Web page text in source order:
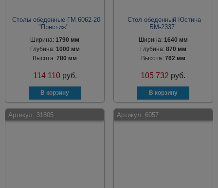
Столы обеденные ГМ 6062-20
"Престиж"
Ширина:1790 мм
Глубина: 1000 мм
Высота:780 мм
114 110 руб.
Стол обеденный Юстина
БМ-2337
Ширина: 1640 мм
Глубина: 870 мм
Высота: 762 мм
105 732 руб.
Артикул: 31805 Артикул: 6057